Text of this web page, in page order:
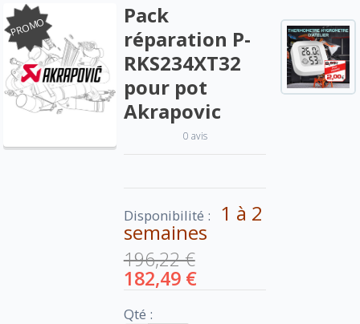
PROMO
Pack
réparation P-
RKS234XT32
pour pot
Akrapovic
0 avis
Disponibilité : 1 à 2
semaines
196,22 €
182,49 €
Qté :